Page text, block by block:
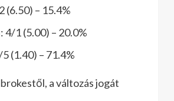
(6.50) – 15.4%
1 (5.00) – 20.0%
(1.40) – 71.4%
a változás jogát